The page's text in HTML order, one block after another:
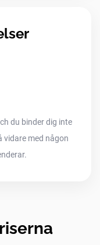
du binder dig inte
vidare med någon